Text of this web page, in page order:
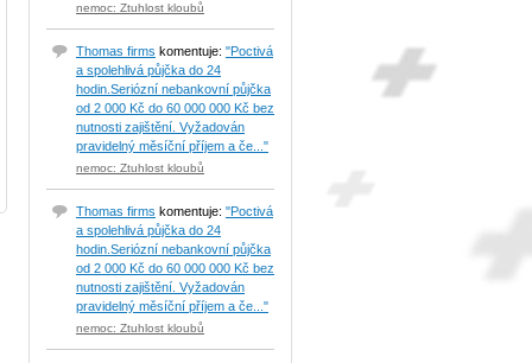
nemoc: Ztuhlost kloubů
Thomas firms komentuje: "Poctivá
a spolehlivá půjčka do 24
hodin.Seriózní nebankovní půjčka
od 2 000 Kč do 60 000 000 Kč bez
nutnosti zajištění. Vyžadován
pravidelný měsíční příjem a če..."
nemoc: Ztuhlost kloubů
Thomas firms komentuje: "Poctivá
a spolehlivá půjčka do 24
hodin.Seriózní nebankovní půjčka
od 2 000 Kč do 60 000 000 Kč bez
nutnosti zajištění. Vyžadován
pravidelný měsíční příjem a če..."
nemoc: Ztuhlost kloubů